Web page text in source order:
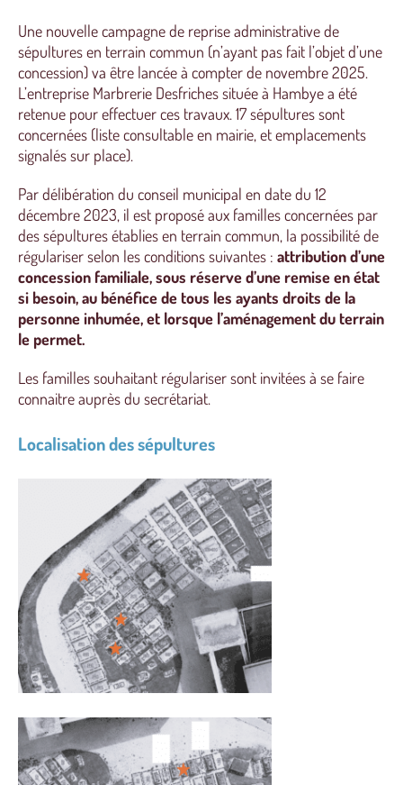
Une nouvelle campagne de reprise administrative de
sépultures en terrain commun (n’ayant pas fait l’objet d’une
concession) va être lancée à compter de novembre 2025.
L’entreprise Marbrerie Desfriches située à Hambye a été
retenue pour effectuer ces travaux. 17 sépultures sont
concernées (liste consultable en mairie, et emplacements
signalés sur place).
Par délibération du conseil municipal en date du 12
décembre 2023, il est proposé aux familles concernées par
des sépultures établies en terrain commun, la possibilité de
régulariser selon les conditions suivantes : attribution d’une
concession familiale, sous réserve d’une remise en état
si besoin, au bénéfice de tous les ayants droits de la
personne inhumée, et lorsque l’aménagement du terrain
le permet.
Les familles souhaitant régulariser sont invitées à se faire
connaitre auprès du secrétariat.
Localisation des sépultures